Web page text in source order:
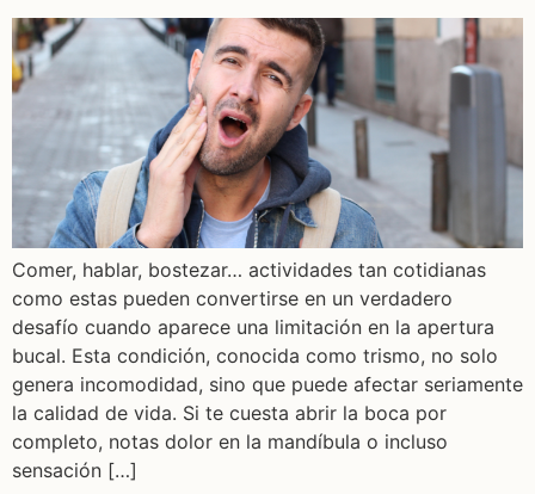
Comer, hablar, bostezar… actividades tan cotidianas
como estas pueden convertirse en un verdadero
desafío cuando aparece una limitación en la apertura
bucal. Esta condición, conocida como trismo, no solo
genera incomodidad, sino que puede afectar seriamente
la calidad de vida. Si te cuesta abrir la boca por
completo, notas dolor en la mandíbula o incluso
sensación […]